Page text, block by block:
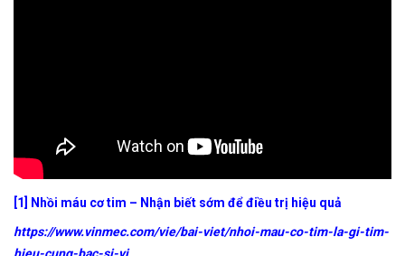
[1] Nhồi máu cơ tim – Nhận biết sớm để điều trị hiệu quả
https://www.vinmec.com/vie/bai-viet/nhoi-mau-co-tim-la-gi-tim-